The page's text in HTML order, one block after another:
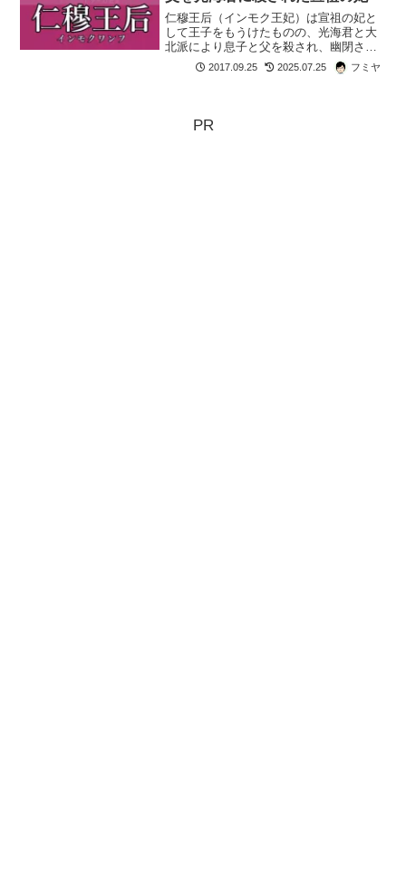
仁穆王后（インモク王妃）は宣祖の妃と
して王子をもうけたものの、光海君と大
北派により息子と父を殺され、幽閉され
た悲運の女性です。史実をもとに波乱の
生涯を紹介します。
2017.09.25 2025.07.25 フミヤ
PR